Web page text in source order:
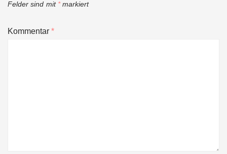
Felder sind mit *markiert
Kommentar*